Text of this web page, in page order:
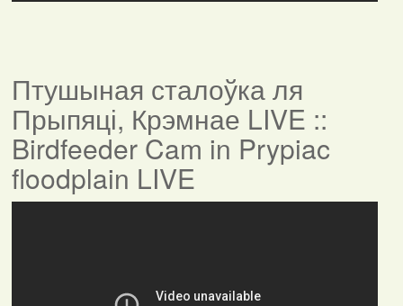
Птушыная сталоўка ля
Прыпяці, Крэмнае LIVE ::
Birdfeeder Cam in Prypiac
floodplain LIVE